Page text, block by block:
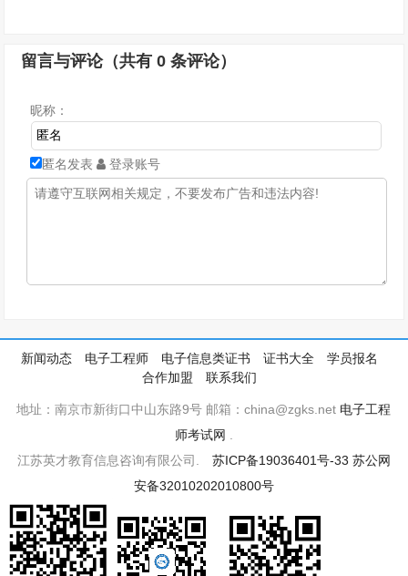
留言与评论（共有0 条评论）
昵称：
匿名发表 登录账号
新闻动态 电子工程师 电子信息类证书 证书大全
学员报名
合作加盟
联系我们
地址：南京市新街口中山东路9号 邮箱：china@zgks.net 电子工程
师考试网
江苏英才教育信息咨询有限公司. 苏ICP备19036401号-33 苏公网
安备32010202010800号